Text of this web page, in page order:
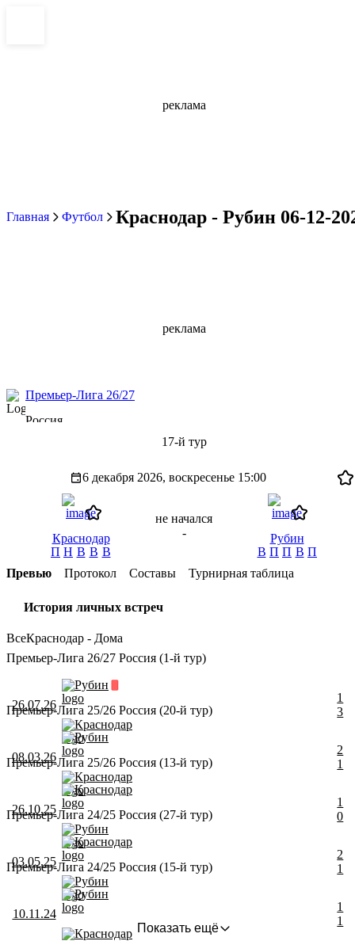
реклама
Главная Футбол Краснодар - Рубин 06-12-
реклама
Премьер-Лига 26/27
Россия
17-й тур
6 декабря 2026, воскресенье 15:00
Краснодар
П Н В В В
не начался
-
Рубин
В П П В П
Превью
Протокол Составы Турнирная таблица
История личных встреч
ВсеКраснодар - Дома
Премьер-Лига 26/27 Россия (1-й тур)
26.07.26
Рубин
Краснодар
1
3
Премьер-Лига 25/26 Россия (20-й тур)
08.03.26
Рубин
Краснодар
2
1
Премьер-Лига 25/26 Россия (13-й тур)
26.10.25
Краснодар
Рубин
1
0
Премьер-Лига 24/25 Россия (27-й тур)
03.05.25
Краснодар
Рубин
2
1
Премьер-Лига 24/25 Россия (15-й тур)
10.11.24
Рубин
Краснодар
1
1
Показать ещё